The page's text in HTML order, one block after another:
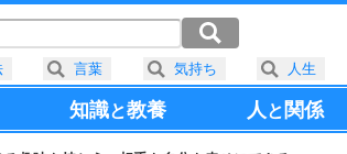
知識と教養 人と 関係
言葉 気持ち 人生